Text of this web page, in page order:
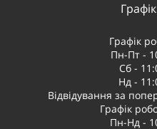
Графік
Пн-Пт -
Сб -
Нд -
Відвідування за
Графік
Пн-Нд -